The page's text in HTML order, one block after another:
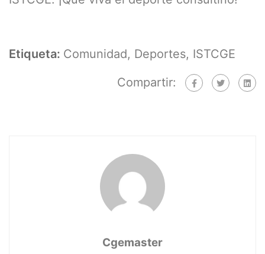
Etiqueta: Comunidad, Deportes, ISTCGE
Compartir:
Cgemaster